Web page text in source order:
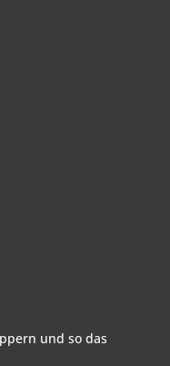
und so das